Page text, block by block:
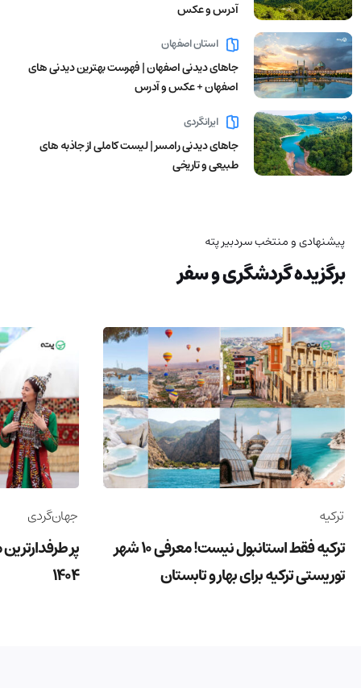
آدرس و عکس
استان اصفهان
جاهای دیدنی اصفهان | فهرست بهترین دیدنی های
اصفهان + عکس و آدرس
ایرانگردی
جاهای دیدنی رامسر | لیست کاملی از جاذبه های
طبیعی و تاریخی
پیشنهادی و منتخب سردبیر پته
برگزیده گردشگری و سفر
ترکیه
ترکیه فقط استانبول نیست! معرفی 10 شهر
توریستی ترکیه برای بهار و تابستان
جهان‌گردی
پر
1404